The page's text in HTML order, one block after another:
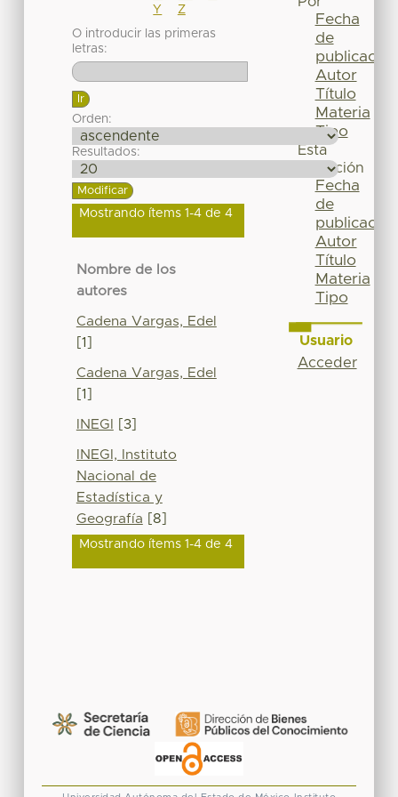
Y
Z
O introducir las primeras
letras:
Orden:
Resultados:
Mostrando ítems 1-4 de 4
Nombre de los
autores
Cadena Vargas, Edel
[1]
Cadena Vargas, Edel
[1]
INEGI [3]
INEGI, Instituto
Nacional de
Estadística y
Geografía [8]
Mostrando ítems 1-4 de 4
Fecha
de
publicación
Autor
Título
Materia
Tipo
Esta
colección
Fecha
de
publicación
Autor
Título
Materia
Tipo
Usuario
Acceder